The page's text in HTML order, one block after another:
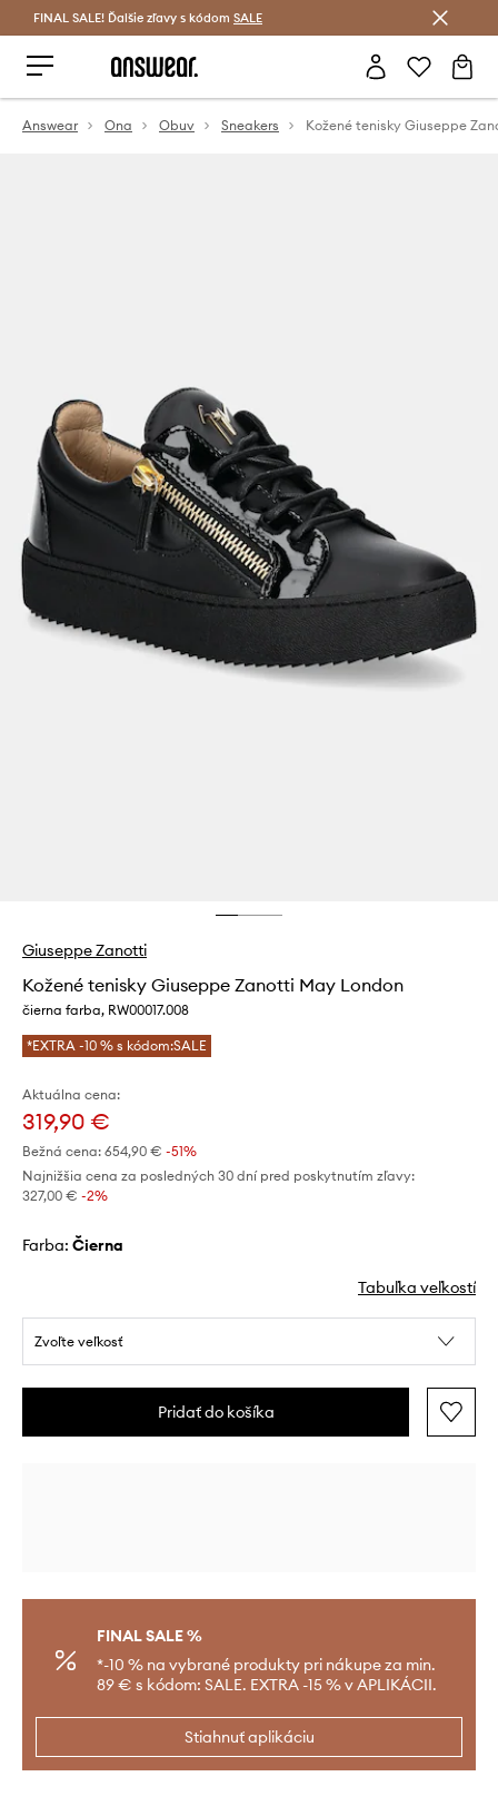
Šetrite s Answear Club >
FINAL SALE! Ďalšie zľavy s kódom SALE
Answear Ona Obuv Sneakers
Giuseppe Zanotti
Kožené tenisky Giuseppe Zanotti May London
čierna farba, RW00017.008
*EXTRA -10 % s kódom:SALE
Aktuálna cena:
319,90 €
Bežná cena: 654,90 € -51%
Najnižšia cena za posledných 30 dní pred poskytnutím zľavy:
327,00 € -2%
Farba: čierna
Tabuľka veľkostí
Zvoľte veľkosť
Pridať do košíka
FINAL SALE %
*-10 % na vybrané produkty pri nákupe za min.
89 € s kódom: SALE. EXTRA -15 % v APLIKÁCII.
Stiahnuť aplikáciu